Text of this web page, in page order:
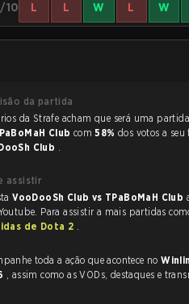
/10 L L W L W
da partida
que será uma partida disputada, e preveem a vitória
Club com58% dos votos a seu
Club .
assistir
VooDooSh Club vs TPaBoMaH Club
Para assistir a mais partidas
de Dota 2 .
toda a ação que acontece no
, assim como as VODs, destaques e